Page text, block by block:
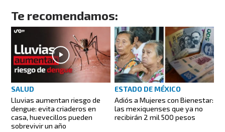
Te recomendamos:
SALUD
Lluvias aumentan riesgo de
dengue: evita criaderos en
casa, huevecillos pueden
sobrevivir un año
ESTADO DE MÉXICO
Adiós a Mujeres con Bienestar:
las mexiquenses que ya no
recibirán 2 mil 500 pesos